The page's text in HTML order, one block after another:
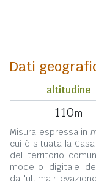
Dati
altitudine
110m
Misura espressa in
cui è situata la
del territorio
modello digitale
dall'ultima